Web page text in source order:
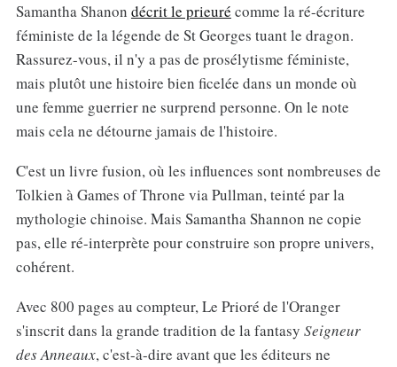
Samantha Shanon décrit le prieuré comme la ré-écriture
féministe de la légende de St Georges tuant le dragon.
Rassurez-vous, il n'y a pas de prosélytisme féministe,
mais plutôt une histoire bien ficelée dans un monde où
une femme guerrier ne surprend personne. On le note
mais cela ne détourne jamais de l'histoire.
C'est un livre fusion, où les influences sont nombreuses de
Tolkien à Games of Throne via Pullman, teinté par la
mythologie chinoise. Mais Samantha Shannon ne copie
pas, elle ré-interprète pour construire son propre univers,
cohérent.
Avec 800 pages au compteur, Le Prioré de l'Oranger
s'inscrit dans la grande tradition de la fantasy Seigneur
des Anneaux, c'est-à-dire avant que les éditeurs ne